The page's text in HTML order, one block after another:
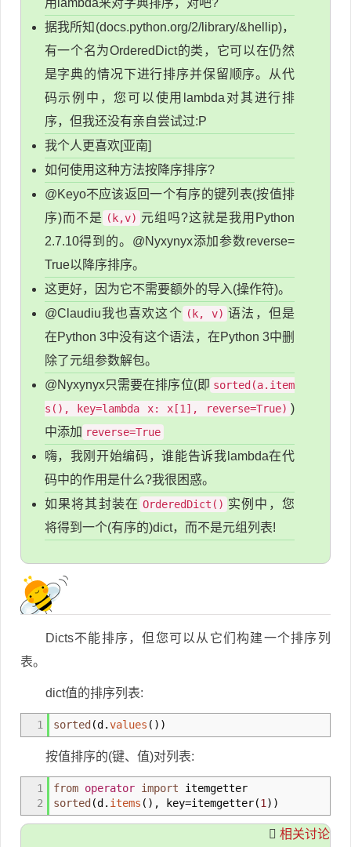
据我所知(docs.python.org/2/library/&hellip)，
有一个名为OrderedDict的类，它可以在仍然
是字典的情况下进行排序并保留顺序。从代
码示例中，您可以使用lambda对其进行排
序，但我还没有亲自尝试过:P
我个人更喜欢[亚南]
如何使用这种方法按降序排序?
@Keyo不应该返回一个有序的键列表(按值排
序)而不是 (k,v) 元组吗?这就是我用Python
2.7.10得到的。@Nyxynyx添加参数reverse=
True以降序排序。
这更好，因为它不需要额外的导入(操作符)。
@Claudiu我也喜欢这个 (k, v) 语法，但是
在Python 3中没有这个语法，在Python 3中删
除了元组参数解包。
@Nyxynyx只需要在排序位(即 sorted(a.item
s(), key=lambda x: x[1], reverse=True) )
中添加 reverse=True
嗨，我刚开始编码，谁能告诉我lambda在代
码中的作用是什么?我很困惑。
如果将其封装在 OrderedDict() 实例中，您
将得到一个(有序的)dict，而不是元组列表!
Dicts不能排序，但您可以从它们构建一个排序列
表。
dict值的排序列表:
1 sorted (d.values ( ) )
按值排序的(键、值)对列表:
1
2
from operator import itemgetter
sorted (d. items ( ) , key=itemgetter(1 ) )
相关讨论